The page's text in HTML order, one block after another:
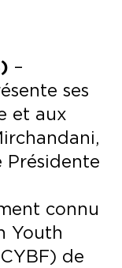
–
ses
et aux
Présidente
connu
Youth
de